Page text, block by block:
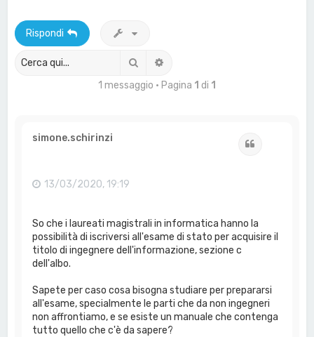
Rispondi
Cerca
1 messaggio • Pagina 1 di 1
simone.schirinzi
13/03/2020, 19:19
So che i laureati magistrali in informatica hanno la
possibilità di iscriversi all'esame di stato per acquisire il
titolo di ingegnere dell'informazione, sezione c
dell'albo.
Sapete per caso cosa bisogna studiare per prepararsi
all'esame, specialmente le parti che da non ingegneri
non affrontiamo, e se esiste un manuale che contenga
tutto quello che c'è da sapere?